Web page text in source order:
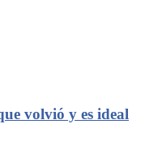
volvió y es ideal